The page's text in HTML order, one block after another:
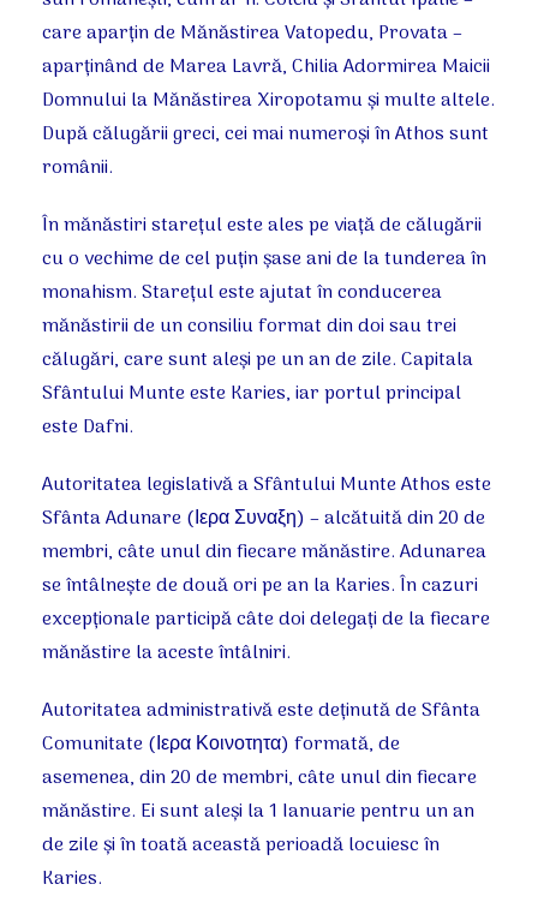
care aparţin de Mănăstirea Vatopedu, Provata –
aparţinând de Marea Lavră, Chilia Adormirea Maicii
Domnului la Mănăstirea Xiropotamu şi multe altele.
După călugării greci, cei mai numeroşi în Athos sunt
românii.
În mănăstiri stareţul este ales pe viaţă de călugării
cu o vechime de cel puţin şase ani de la tunderea în
monahism. Stareţul este ajutat în conducerea
mănăstirii de un consiliu format din doi sau trei
călugări, care sunt aleşi pe un an de zile. Capitala
Sfântului Munte este Karies, iar portul principal
este Dafni.
Autoritatea legislativă a Sfântului Munte Athos este
Sfânta Adunare (Ιερα Συναξη) – alcătuită din 20 de
membri, câte unul din fiecare mănăstire. Adunarea
se întâlneşte de două ori pe an la Karies. În cazuri
excepţionale participă câte doi delegaţi de la fiecare
mănăstire la aceste întâlniri.
Autoritatea administrativă este deţinută de Sfânta
Comunitate (Ιερα Κοινοτητα) formată, de
asemenea, din 20 de membri, câte unul din fiecare
mănăstire. Ei sunt aleşi la 1 Ianuarie pentru un an
de zile şi în toată această perioadă locuiesc în
Karies.